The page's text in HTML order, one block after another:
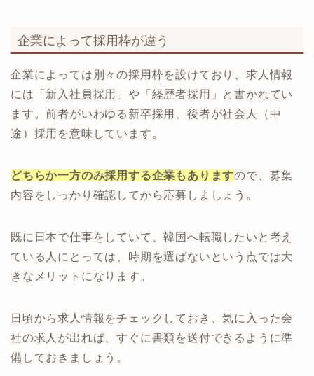
企業によって採用枠が違う
企業によっては別々の採用枠を設けており、求人情報
には「新入社員採用」や「経歴者採用」と書かれてい
ます。前者がいわゆる新卒採用、後者が社会人（中
途）採用を意味しています。
どちらか一方のみ採用する企業もありますので、募集
内容をしっかり確認してから応募しましょう。
既に日本で仕事をしていて、韓国へ転職したいと考え
ている人にとっては、時期を選ばないという点では大
きなメリットになります。
日頃から求人情報をチェックしておき、気に入った会
社の求人が出れば、すぐに書類を送付できるように準
備しておきましょう。